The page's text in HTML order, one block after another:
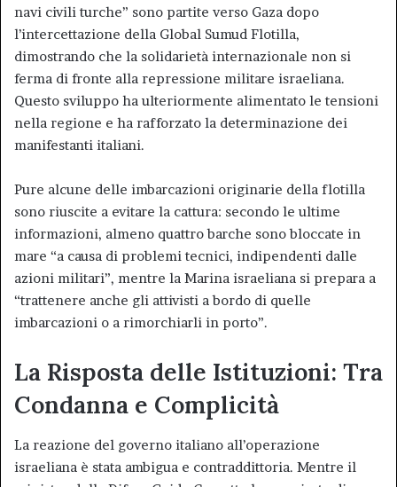
navi civili turche” sono partite verso Gaza dopo
l’intercettazione della Global Sumud Flotilla,
dimostrando che la solidarietà internazionale non si
ferma di fronte alla repressione militare israeliana.
Questo sviluppo ha ulteriormente alimentato le tensioni
nella regione e ha rafforzato la determinazione dei
manifestanti italiani.
Pure alcune delle imbarcazioni originarie della flotilla
sono riuscite a evitare la cattura: secondo le ultime
informazioni, almeno quattro barche sono bloccate in
mare “a causa di problemi tecnici, indipendenti dalle
azioni militari”, mentre la Marina israeliana si prepara a
“trattenere anche gli attivisti a bordo di quelle
imbarcazioni o a rimorchiarli in porto”.
La Risposta delle Istituzioni: Tra
Condanna e Complicità
La reazione del governo italiano all’operazione
israeliana è stata ambigua e contraddittoria. Mentre il